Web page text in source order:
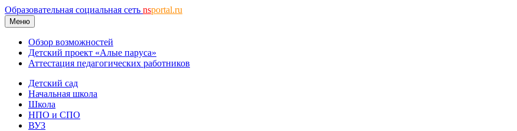
Образовательная социальная сеть nsportal.ru
Меню
Обзор возможностей
Детский проект «Алые паруса»
Аттестация педагогических работников
Детский сад
Начальная школа
Школа
НПО и СПО
ВУЗ